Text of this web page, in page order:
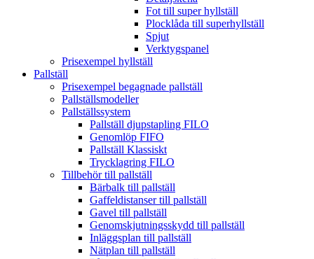
Fot till super hyllställ
Plocklåda till superhyllställ
Spjut
Verktygspanel
Prisexempel hyllställ
Pallställ
Prisexempel begagnade pallställ
Pallställsmodeller
Pallställssystem
Pallställ djupstapling FILO
Genomlöp FIFO
Pallställ Klassiskt
Trycklagring FILO
Tillbehör till pallställ
Bärbalk till pallställ
Gaffeldistanser till pallställ
Gavel till pallställ
Genomskjutningsskydd till pallställ
Inläggsplan till pallställ
Nätplan till pallställ